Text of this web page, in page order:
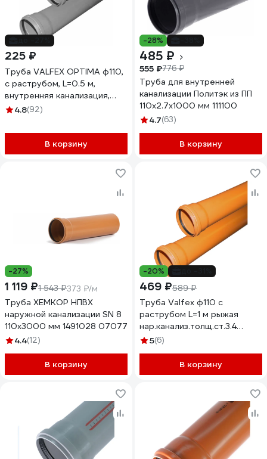
225 ₽
Труба VALFEX OPTIMA ф110,
с раструбом, L=0.5 м,
внутренняя канализация,
толщина стенки 2.2
4.8(92)
В корзину
-28%
485 ₽
555 ₽776 ₽
Труба для внутренней
канализации Политэк из ПП
110х2.7х1000 мм 111100
4.7(63)
В корзину
-27%
1 119 ₽1 543 ₽373 ₽/м
Труба ХЕМКОР НПВХ
наружной канализации SN 8
110x3000 мм 1491028 07077
4.4(12)
В корзину
-20%
469 ₽589 ₽
Труба Valfex ф110 с
раструбом L=1 м рыжая
нар.канализ.толщ.ст.3.4
301100100
5(6)
В корзину